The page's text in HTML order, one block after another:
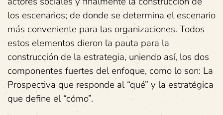
los escenarios; de donde se determina el escenario
más conveniente para las organizaciones. Todos
estos elementos dieron la pauta para la
construcción de la estrategia, uniendo así, los dos
componentes fuertes del enfoque, como lo son: La
Prospectiva que responde al “qué” y la estratégica
que define el “cómo”.